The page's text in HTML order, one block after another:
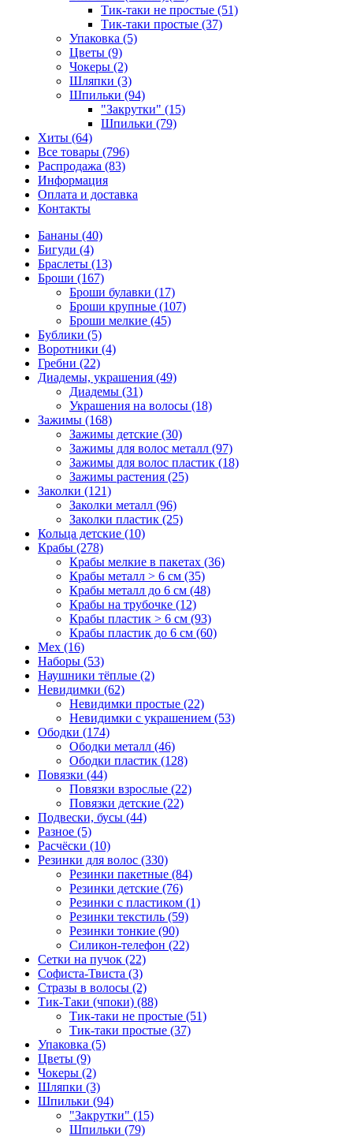
Тик-таки не простые (51)
Тик-таки простые (37)
Упаковка (5)
Цветы (9)
Чокеры (2)
Шляпки (3)
Шпильки (94)
"Закрутки" (15)
Шпильки (79)
Хиты (64)
Все товары (796)
Распродажа (83)
Информация
Оплата и доставка
Контакты
Бананы (40)
Бигуди (4)
Браслеты (13)
Броши (167)
Броши булавки (17)
Броши крупные (107)
Броши мелкие (45)
Бублики (5)
Воротники (4)
Гребни (22)
Диадемы, украшения (49)
Диадемы (31)
Украшения на волосы (18)
Зажимы (168)
Зажимы детские (30)
Зажимы для волос металл (97)
Зажимы для волос пластик (18)
Зажимы растения (25)
Заколки (121)
Заколки металл (96)
Заколки пластик (25)
Кольца детские (10)
Крабы (278)
Крабы мелкие в пакетах (36)
Крабы металл > 6 см (35)
Крабы металл до 6 см (48)
Крабы на трубочке (12)
Крабы пластик > 6 см (93)
Крабы пластик до 6 см (60)
Мех (16)
Наборы (53)
Наушники тёплые (2)
Невидимки (62)
Невидимки простые (22)
Невидимки с украшением (53)
Ободки (174)
Ободки металл (46)
Ободки пластик (128)
Повязки (44)
Повязки взрослые (22)
Повязки детские (22)
Подвески, бусы (44)
Разное (5)
Расчёски (10)
Резинки для волос (330)
Резинки пакетные (84)
Резинки детские (76)
Резинки с пластиком (1)
Резинки текстиль (59)
Резинки тонкие (90)
Силикон-телефон (22)
Сетки на пучок (22)
Софиста-Твиста (3)
Стразы в волосы (2)
Тик-Таки (чпоки) (88)
Тик-таки не простые (51)
Тик-таки простые (37)
Упаковка (5)
Цветы (9)
Чокеры (2)
Шляпки (3)
Шпильки (94)
"Закрутки" (15)
Шпильки (79)